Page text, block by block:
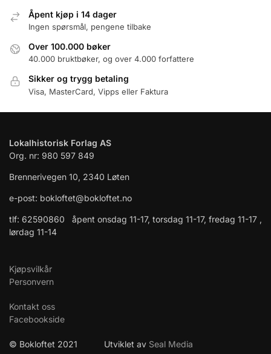
Åpent kjøp i 14 dager
Ingen spørsmål, pengene tilbake
Over 100.000 bøker
40.000 bruktbøker, og over 4.000 forfattere
Sikker og trygg betaling
Visa, MasterCard, Vipps eller Faktura
Lokalhistorisk Forlag AS
Org. nr: 980 597 849
Brennerivegen 10, 2340 Løten
e-post: bokloftet@bokloftet.no
tlf: 62590860 åpent onsdag 11-17, torsdag 11-17, fredag 11-17 ,
lørdag 11-14
Kjøpsvilkår
Personvern
Kontakt oss
Facebookside
© Bokloftet 2021 Utviklet av Seal Media